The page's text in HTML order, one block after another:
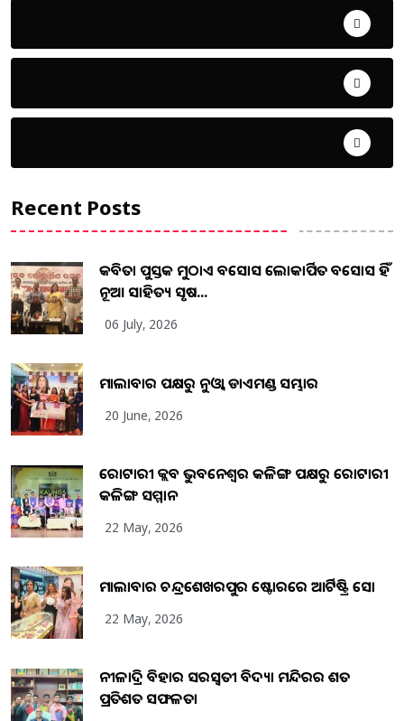
Recent Posts
କବିତା ପୁସ୍ତକ ମୁଠାଏ ଅବସୋସ ଲୋକାର୍ପିତ ଅବସୋସ ହିଁ
ନୂଆ ସାହିତ୍ୟ ସୃଷ...
06 July, 2026
ମାଲାବାର ପକ୍ଷରୁ ନୁଓ୍ବା ଡାଏମଣ୍ଡ ସମ୍ଭାର
20 June, 2026
ରୋଟାରୀ କ୍ଲବ ଭୁବନେଶ୍ୱର କଳିଙ୍ଗ ପକ୍ଷରୁ ରୋଟାରୀ
କଳିଙ୍ଗ ସମ୍ମାନ
22 May, 2026
ମାଲାବାର ଚନ୍ଦ୍ରଶେଖରପୁର ଷ୍ଟୋରରେ ଆର୍ଟିଷ୍ଟ୍ରି ସୋ
22 May, 2026
ନୀଳାଦ୍ରି ବିହାର ସରସ୍ୱତୀ ବିଦ୍ୟା ମନ୍ଦିରର ଶତ
ପ୍ରତିଶତ ସଫଳତା